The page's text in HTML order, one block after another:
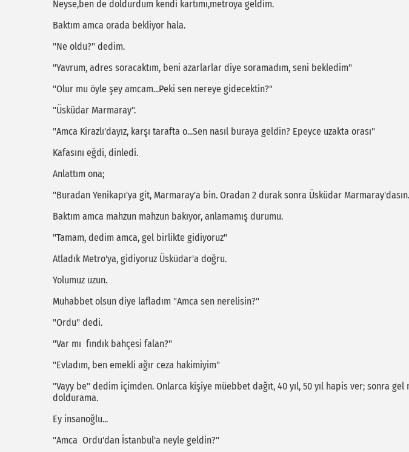
Neyse,ben de doldurdum kendi kartımı,metroya geldim.
Baktım amca orada bekliyor hala.
"Ne oldu?" dedim.
"Yavrum, adres soracaktım, beni azarlarlar diye soramadım, seni bekledim"
"Olur mu öyle şey amcam...Peki sen nereye gidecektin?"
"Üsküdar Marmaray".
"Amca Kirazlı'dayız, karşı tarafta o...Sen nasıl buraya geldin? Epeyce uzakta orası"
Kafasını eğdi, dinledi.
Anlattım ona;
"Buradan Yenikapı'ya git, Marmaray'a bin. Oradan 2 durak sonra Üsküdar Marmaray'dasın.
Baktım amca mahzun mahzun bakıyor, anlamamış durumu.
"Tamam, dedim amca, gel birlikte gidiyoruz"
Atladık Metro'ya, gidiyoruz Üsküdar'a doğru.
Yolumuz uzun.
Muhabbet olsun diye lafladım "Amca sen nerelisin?"
"Ordu" dedi.
"Var mı fındık bahçesi falan?"
"Evladım, ben emekli ağır ceza hakimiyim"
"Vayy be" dedim içimden. Onlarca kişiye müebbet dağıt, 40 yıl, 50 yıl hapis ver; sonra gel
doldurama.
Ey insanoğlu...
"Amca Ordu'dan İstanbul'a neyle geldin?"